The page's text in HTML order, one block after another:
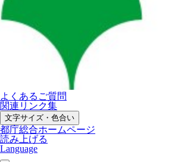
よくあるご質問
関連リンク集
文字サイズ・色合い
都庁総合ホームページ
読み上げる
Language